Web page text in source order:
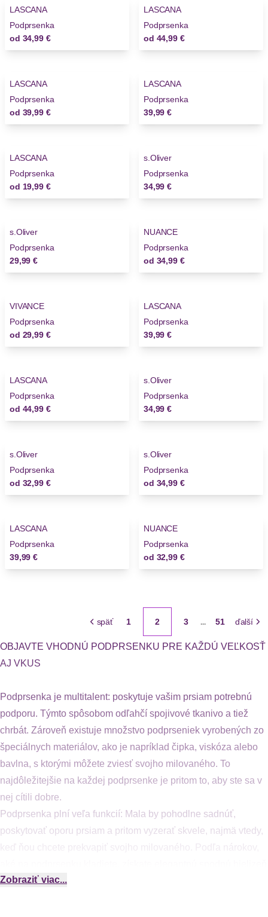
Novinky
LASCANA
Podprsenka
od 34,99 €
LASCANA
Podprsenka
od 44,99 €
Novinky
LASCANA
Podprsenka
od 39,99 €
Novinky
LASCANA
Podprsenka
39,99 €
LASCANA
Podprsenka
od 19,99 €
Novinky
s.Oliver
Podprsenka
34,99 €
Novinky
s.Oliver
Podprsenka
29,99 €
Novinky
NUANCE
Podprsenka
od 34,99 €
VIVANCE
Podprsenka
od 29,99 €
Novinky
LASCANA
Podprsenka
39,99 €
LASCANA
Podprsenka
od 44,99 €
Novinky
s.Oliver
Podprsenka
34,99 €
Novinky
s.Oliver
Podprsenka
od 32,99 €
Novinky
s.Oliver
Podprsenka
od 34,99 €
Novinky
LASCANA
Podprsenka
39,99 €
NUANCE
Podprsenka
od 32,99 €
späť 1 2 3 ... 51 ďalší
OBJAVTE VHODNÚ PODPRSENKU PRE KAŽDÚ VEĽKOSŤ
AJ VKUS
Podprsenka je multitalent: poskytuje vašim prsiam potrebnú
podporu. Týmto spôsobom odľahčí spojivové tkanivo a tiež
chrbát. Zároveň existuje množstvo podprseniek vyrobených zo
špeciálnych materiálov, ako je napríklad čipka, viskóza alebo
bavlna, s ktorými môžete zviesť svojho milovaného. To
najdôležitejšie na každej podprsenke je pritom to, aby ste sa v
nej cítili dobre.
Podprsenka plní veľa funkcií: Mala by pohodlne sadnúť,
poskytovať oporu prsiam a pritom vyzerať skvele, najmä vtedy,
v rozličných variantoch:
Zobraziť viac...